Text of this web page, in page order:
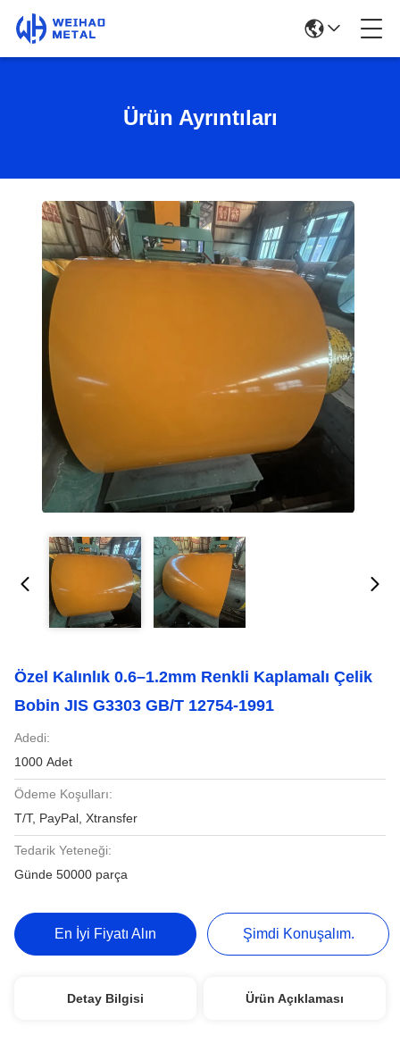
Ürün Ayrıntıları
Özel Kalınlık 0.6–1.2mm Renkli Kaplamalı Çelik
Bobin JIS G3303 GB/T 12754-1991
Adedi:
1000 Adet
Ödeme Koşulları:
T/T, PayPal, Xtransfer
Tedarik Yeteneği:
Günde 50000 parça
En İyi Fiyatı Alın Şimdi Konuşalım.
Detay Bilgisi Ürün Açıklaması